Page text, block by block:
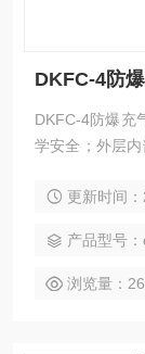
DKFC-4防
DKFC-4防爆充气箱科尔奇 简要说明
学安全；外层
计； 6.8L和9L
更新时间
产品型号
浏览量：